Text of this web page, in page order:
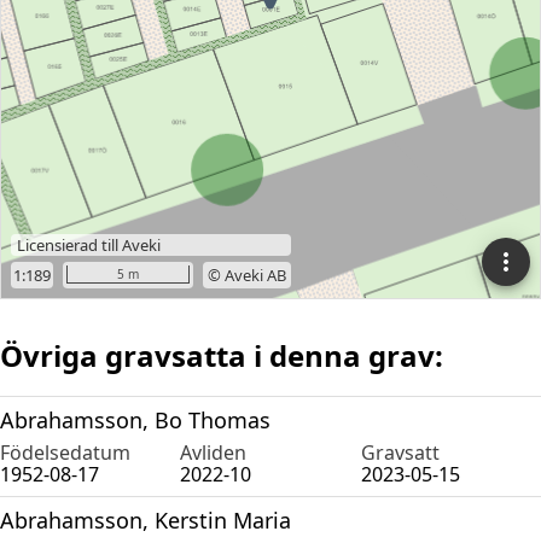
Övriga gravsatta i denna grav:
Abrahamsson, Bo Thomas
Födelsedatum Avliden
Gravsatt
1952-08-17
2022-10 2023-05-15
Abrahamsson, Kerstin Maria